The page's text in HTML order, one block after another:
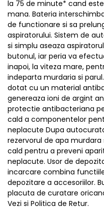
la 75 de minute* cand
mana. Bateria
de functionare si sa
aspiratorului. Sistem de
si simplu aseaza
butonul, iar peria va
inapoi, la viteza mare,
indeparta murdaria si
dotat cu un material
genereaza ioni de argint
protectie antibacteriana
cald a componentelor
neplacute Dupa
rezervorul de apa
cald pentru a preveni
neplacute. Usor de
incarcare combina
depozitare a accesoriilor.
placuta de curatare
Vezi si Politica de Retur.